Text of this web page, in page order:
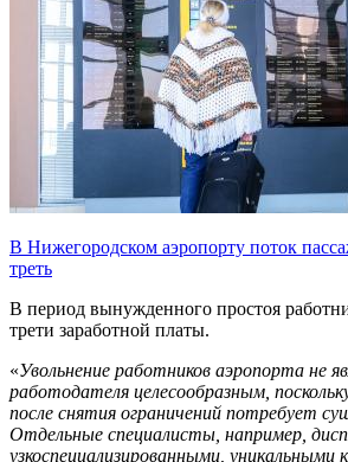
В Нижегородском аэропорту поток
треть
В период вынужденного простоя
трети заработной платы.
«Увольнение работников аэропорта не
работодателя целесообразным,
после снятия ограничений потребует
Отдельные специалисты, например,
узкоспециализированными, уникальными